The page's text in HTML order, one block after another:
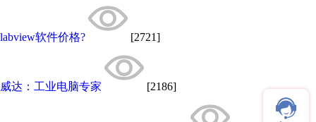
labview软件价格? [2721]
威达：工业电脑专家 [2186]